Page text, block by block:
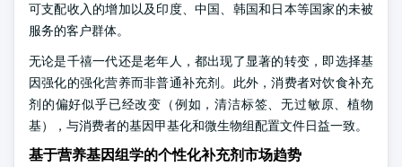
可支配收入的增加以及印度、中国、韩国和日本等国家的未被
服务的客户群体。
无论是千禧一代还是老年人，都出现了显著的转变，即选择基
因强化的强化营养而非普通补充剂。此外，消费者对饮食补充
剂的偏好似乎已经改变（例如，清洁标签、无过敏原、植物
基），与消费者的基因甲基化和微生物组配置文件日益一致。
基于营养基因组学的个性化补充剂市场趋势